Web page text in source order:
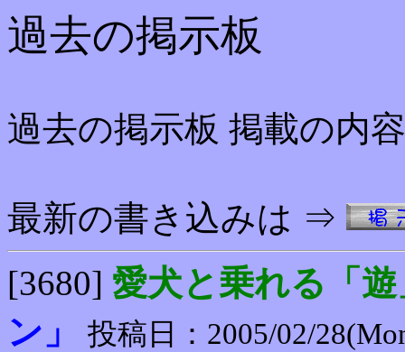
過去の掲示板
過去の掲示板 掲載の内
最新の書き込みは ⇒
[3680] 愛犬と乗れる「
ン」
投稿日：2005/02/